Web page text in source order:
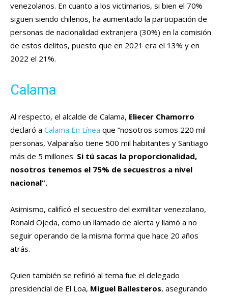
venezolanos. En cuanto a los victimarios, si bien el 70%
siguen siendo chilenos, ha aumentado la participación de
personas de nacionalidad extranjera (30%) en la comisión
de estos delitos, puesto que en 2021 era el 13% y en
2022 el 21%.
Calama
Al respecto, el alcalde de Calama, Eliecer Chamorro
declaró a Calama En Línea que “nosotros somos 220 mil
personas, Valparaíso tiene 500 mil habitantes y Santiago
más de 5 millones. Si tú sacas la proporcionalidad,
nosotros tenemos el 75% de secuestros a nivel
nacional”.
Asimismo, calificó el secuestro del exmilitar venezolano,
Ronald Ojeda, como un llamado de alerta y llamó a no
seguir operando de la misma forma que hace 20 años
atrás.
Quien también se refirió al tema fue el delegado
presidencial de El Loa, Miguel Ballesteros, asegurando